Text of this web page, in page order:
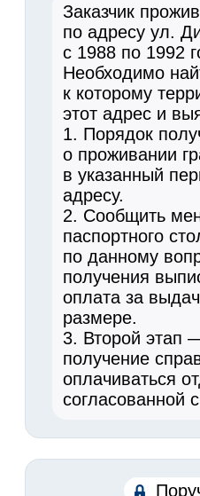
Заказчик
по адресу ул.
с 1988 по 1992
Необходимо
к которому
этот адрес и
1. Порядок
о проживании
в указанный
адресу.
2. Сообщить
паспортного
по данному
получения
оплата за
размере.
3. Второй этап
получение
оплачиваться
согласованной